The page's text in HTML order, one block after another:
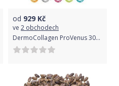
od 929 Kč
ve 2 obchodech
DermoCollagen ProVenus 30sáčků s pomeranč.příchutí